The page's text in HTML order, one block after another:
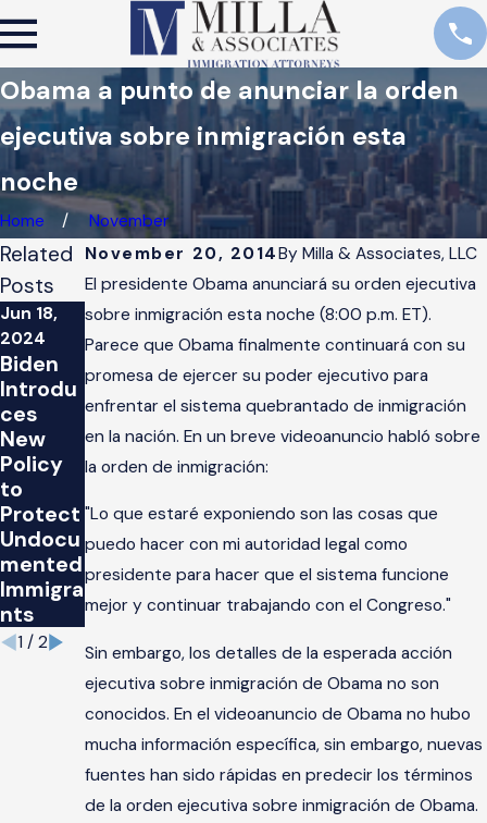
Obama a punto de anunciar la orden
ejecutiva sobre inmigración esta
noche
Home
November
November 20, 2014ByMilla & Associates, LLC
El presidente Obama anunciará su orden ejecutiva
sobre inmigración esta noche (8:00 p.m. ET).
Parece que Obama finalmente continuará con su
promesa de ejercer su poder ejecutivo para
enfrentar el sistema quebrantado de inmigración
en la nación. En un breve videoanuncio habló sobre
la orden de inmigración:
"Lo que estaré exponiendo son las cosas que
puedo hacer con mi autoridad legal como
presidente para hacer que el sistema funcione
mejor y continuar trabajando con el Congreso."
Sin embargo, los detalles de la esperada acción
ejecutiva sobre inmigración de Obama no son
conocidos. En el videoanuncio de Obama no hubo
mucha información específica, sin embargo, nuevas
fuentes han sido rápidas en predecir los términos
de la orden ejecutiva sobre inmigración de Obama.
Related
Posts
Jun 18,
2024
Biden
Introdu
ces
New
Policy
to
Protect
Undocu
mented
Immigra
nts
Jan 30,
2017
In
Respon
se to
Executi
ve
Orders
on
Immigra
tion
1 / 2